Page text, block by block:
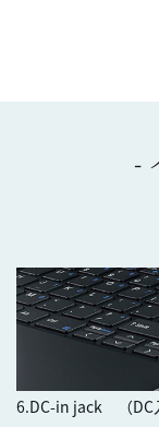
-
1.USB 3.2 Gen 2
2.USB 3.2 Gen 2
3.USB 3.2 Gen 1
4.HDMI™ 出力
5.ヘッドホン・マ
6.DC-in jack （DC